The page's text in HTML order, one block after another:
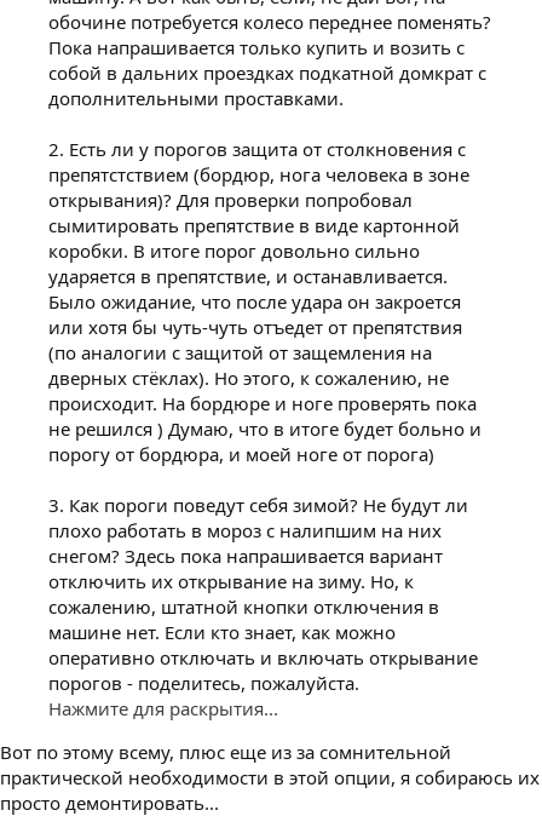
обочине потребуется колесо переднее поменять?
Пока напрашивается только купить и возить с
собой в дальних проездках подкатной домкрат с
дополнительными проставками.
2. Есть ли у порогов защита от столкновения с
препятстствием (бордюр, нога человека в зоне
открывания)? Для проверки попробовал
сымитировать препятствие в виде картонной
коробки. В итоге порог довольно сильно
ударяется в препятствие, и останавливается.
Было ожидание, что после удара он закроется
или хотя бы чуть-чуть отъедет от препятствия
(по аналогии с защитой от защемления на
дверных стёклах). Но этого, к сожалению, не
происходит. На бордюре и ноге проверять пока
не решился ) Думаю, что в итоге будет больно и
порогу от бордюра, и моей ноге от порога)
3. Как пороги поведут себя зимой? Не будут ли
плохо работать в мороз с налипшим на них
снегом? Здесь пока напрашивается вариант
отключить их открывание на зиму. Но, к
сожалению, штатной кнопки отключения в
машине нет. Если кто знает, как можно
оперативно отключать и включать открывание
порогов - поделитесь, пожалуйста.
Нажмите для раскрытия...
Вот по этому всему, плюс еще из за сомнительной
практической необходимости в этой опции, я собираюсь их
просто демонтировать...